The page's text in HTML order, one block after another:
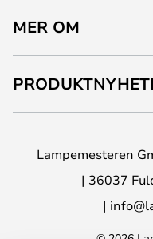
MER OM
Lampemesteren
36037